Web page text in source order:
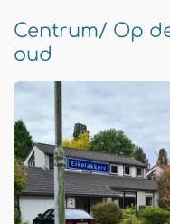
Centrum/ Op
oud